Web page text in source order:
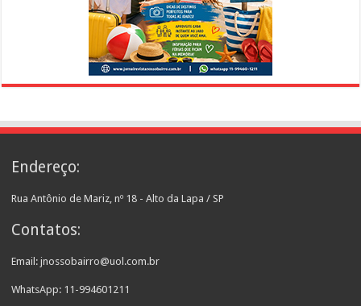
Endereço:
Rua Antônio de Mariz, nº 18 - Alto da Lapa / SP
Contatos:
Email: jnossobairro@uol.com.br
WhatsApp: 11-994601211